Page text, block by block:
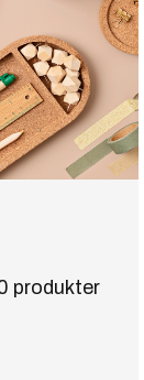
produkter